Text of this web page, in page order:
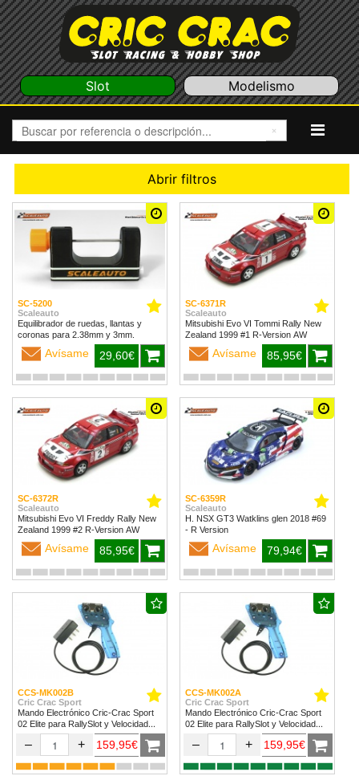
Slot Modelismo
Abrir filtros
SC-5200
Scaleauto
Equilibrador de ruedas, llantas y
coronas para 2.38mm y 3mm.
Avísame 29,60€
SC-6371R
Scaleauto
Mitsubishi Evo VI Tommi Rally New
Zealand 1999 #1 R-Version AW
Avísame 85,95€
SC-6372R
Scaleauto
Mitsubishi Evo VI Freddy Rally New
Zealand 1999 #2 R-Version AW
Avísame 85,95€
SC-6359R
Scaleauto
H. NSX GT3 Watklins glen 2018 #69
- R Version
Avísame 79,94€
CCS-MK002B
Cric Crac Sport
Mando Electrónico Cric-Crac Sport
02 Elite para RallySlot y Velocidad
1/32 & 1/24.
– + 159,95€
CCS-MK002A
Cric Crac Sport
Mando Electrónico Cric-Crac Sport
02 Elite para RallySlot y Velocidad
1/32 & 1/24
– + 159,95€